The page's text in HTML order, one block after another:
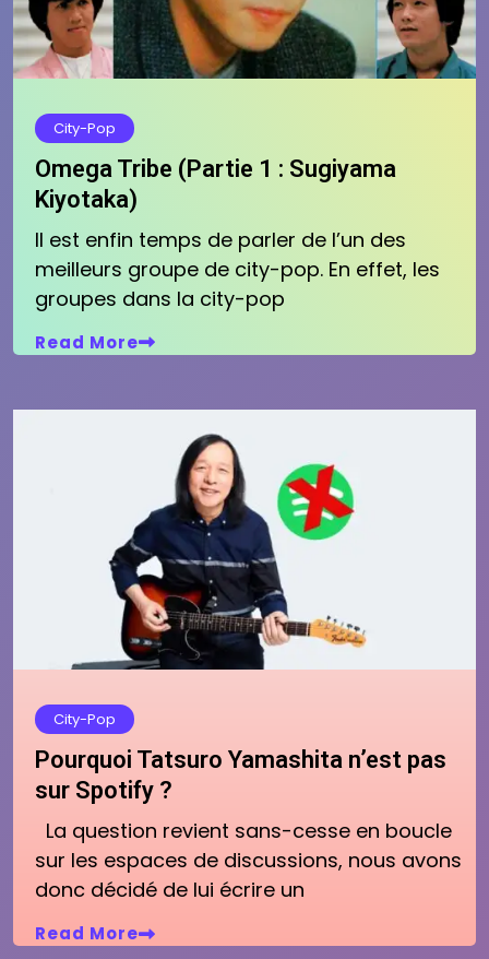
City-Pop
Omega Tribe (Partie 1 : Sugiyama
Kiyotaka)
Il est enfin temps de parler de l’un des
meilleurs groupe de city-pop. En effet, les
groupes dans la city-pop
Read More
City-Pop
Pourquoi Tatsuro Yamashita n’est pas
sur Spotify ?
La question revient sans-cesse en boucle
sur les espaces de discussions, nous avons
donc décidé de lui écrire un
Read More